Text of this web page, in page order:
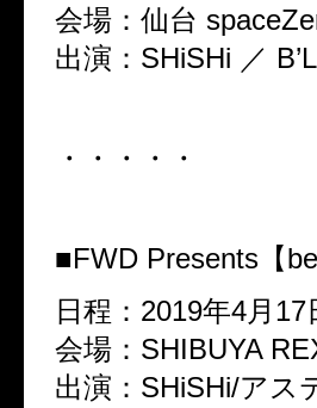
会場：仙台
出演：SHiSHi ／
・・・・・
■FWD Presents【
日程：2019年4月17
会場：SHIBUYA
出演：SHiSHi/アス